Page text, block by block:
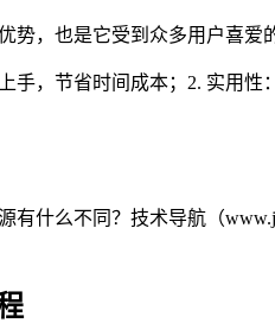
势，也是它受到众多用户喜爱
手，节省时间成本；2. 实用
有什么不同？技术导航（